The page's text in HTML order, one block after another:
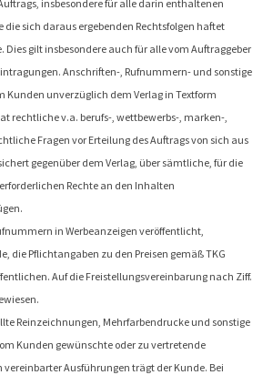
insbesondere für alle darin enthaltenen
die sich daraus ergebenden Rechtsfolgen haftet
Dies gilt insbesondere auch für alle vom Auftraggeber
Anschriften-, Rufnummern- und sonstige
Kunden unverzüglich dem Verlag in Textform
rechtliche v.a. berufs-, wettbewerbs-, marken-,
Fragen vor Erteilung des Auftrags von sich aus
gegenüber dem Verlag, über sämtliche, für die
Rechte an den Inhalten
in Werbeanzeigen veröffentlicht,
die Pflichtangaben zu den Preisen gemäß TKG
Auf die Freistellungsvereinbarung nach Ziff.
Reinzeichnungen, Mehrfarbendrucke und sonstige
Kunden gewünschte oder zu vertretende
Ausführungen trägt der Kunde. Bei